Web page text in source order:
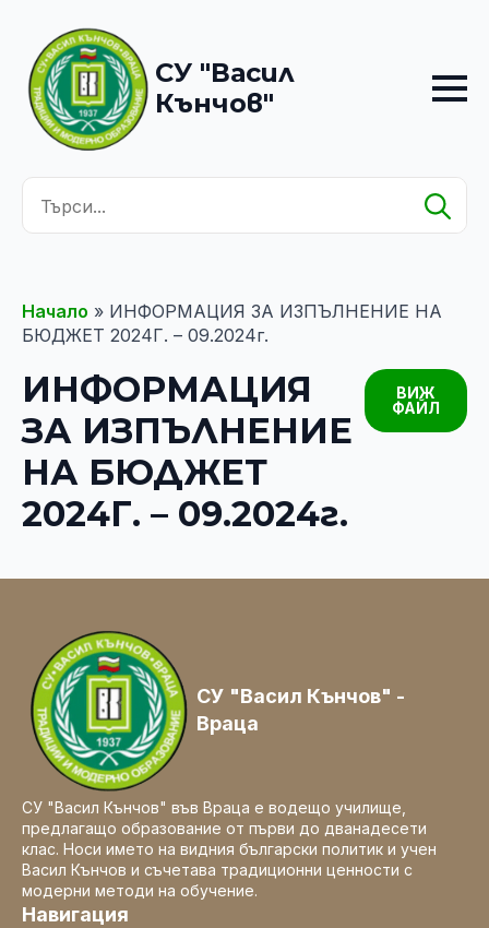
СУ "Васил
Кънчов"
Начало » ИНФОРМАЦИЯ ЗА ИЗПЪЛНЕНИЕ НА
БЮДЖЕТ 2024Г. – 09.2024г.
ИНФОРМАЦИЯ
ЗА ИЗПЪЛНЕНИЕ
НА БЮДЖЕТ
2024Г. – 09.2024г.
ВИЖ
ФАЙЛ
СУ "Васил Кънчов" -
Враца
СУ "Васил Кънчов" във Враца е водещо училище,
предлагащо образование от първи до дванадесети
клас. Носи името на видния български политик и учен
Васил Кънчов и съчетава традиционни ценности с
модерни методи на обучение.
Навигация